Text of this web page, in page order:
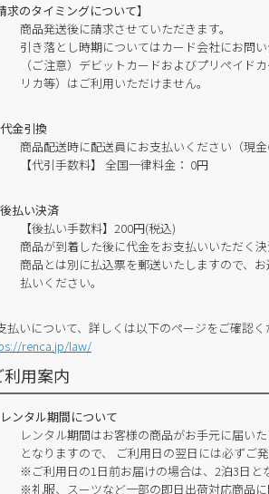
求のタイミングについて】
商品発送後に請求させていただきます。
引き落とし時期についてはカード会社にお問い
（ご注意）デビットカードおよびプリペイド
リカ等）はご利用いただけません。
代金引換
商品配送時に配送員にお支払いください（現金
【代引手数料】 全国一律料金： 0円
後払い決済
【後払い手数料】200円(税込)
商品が到着した後に代金をお支払いいただく決
商品とは別に払込票を郵送いたしますので、
払いください。
払いについて、詳しくは以下のページをご確認く
renca.jp/law/
利用案内
レンタル期間について
レンタル期間はお客様の商品がお手元に届い
となりますので、 ご利用日の翌日には必ずご発
※ご利用日の1日前お届けの場合は、2泊3日と
※礼服、スーツなど一部の即日出荷対応商品